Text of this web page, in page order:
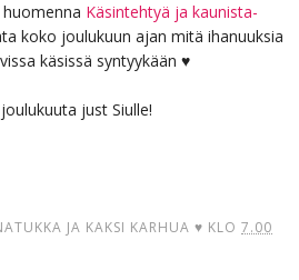
Käsintehtyä ja kaunista-
koko joulukuun ajan mitä ihanuuksia
käsissä syntyykään ♥
just Siulle!
JA KAKSI KARHUA ♥ KLO 7.00